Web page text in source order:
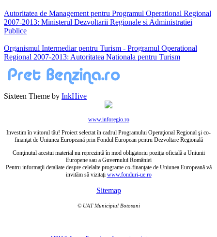
Autoritatea de Management pentru Programul Operational Regional
2007-2013: Ministerul Dezvoltarii Regionale si Administratiei
Publice
Organismul Intermediar pentru Turism - Programul Operational
Regional 2007-2013: Autoritatea Nationala pentru Turism
Sixteen Theme by InkHive
www.inforegio.ro
Investim în viitorul tău! Proiect selectat în cadrul Programului Operaţional Regional şi co-
finanţat de Uniunea Europeană prin Fondul European pentru Dezvoltare Regională
Conţinutul acestui material nu reprezintă în mod obligatoriu poziţia oficială a Uniunii
Europene sau a Guvernului României
Pentru informaţii detaliate despre celelalte programe co-finanţate de Uniunea Europeană vă
invităm să vizitaţi www.fonduri-ue.ro
Sitemap
© UAT Municipiul Botosani